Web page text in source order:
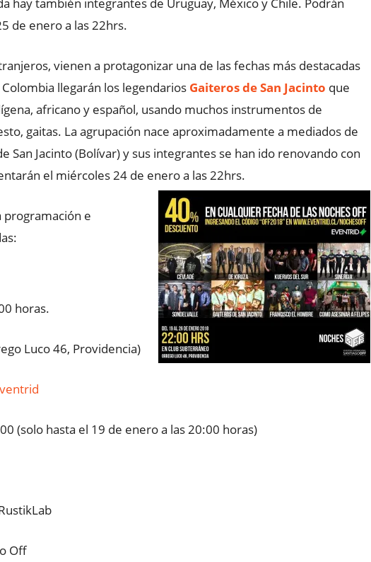
de enero a las 22hrs.
vienen a protagonizar una de las fechas más destacadas
llegarán los legendarios Gaiteros de San Jacinto que
africano y español, usando muchos instrumentos de
gaitas. La agrupación nace aproximadamente a mediados de
San Jacinto (Bolívar) y sus integrantes se han ido renovando con
el miércoles 24 de enero a las 22hrs.
programación e
horas.
Luco 46, Providencia)
(solo hasta el 19 de enero a las 20:00 horas)
Off